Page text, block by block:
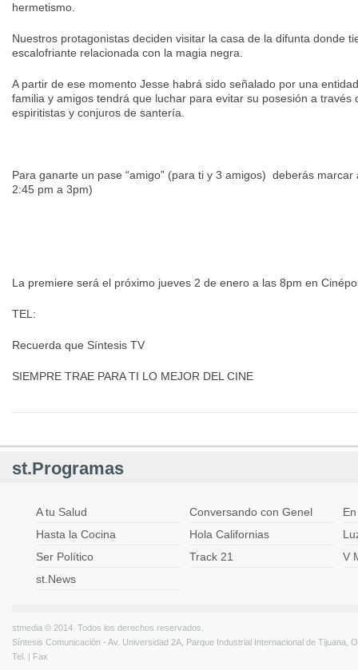
hermetismo.
Nuestros protagonistas deciden visitar la casa de la difunta donde
escalofriante relacionada con la magia negra.
A partir de ese momento Jesse habrá sido señalado por una
familia y amigos tendrá que luchar para evitar su posesión a través
espiritistas y conjuros de santería.
Para ganarte un pase “amigo” (para ti y 3 amigos) deberás
2:45 pm a 3pm)
La premiere será el próximo jueves 2 de enero a las 8pm en
TEL:
Recuerda que Síntesis TV
SIEMPRE TRAE PARA TI LO MEJOR DEL CINE
st.Programas
A tu Salud Conversando con Genel
Hasta la Cocina
Hola Californias
Ser Político
Track 21
V
st.News
stmedia © 2014. Todos los derechos reservados.
Síntesis Comunicación - Av. Universidad 2A, Parque Industrial Internacional de Tijuana,
Tel. | Fax